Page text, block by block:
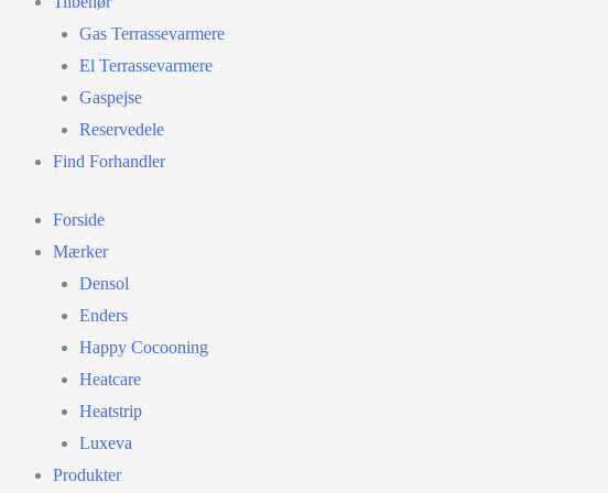
Gas Terrassevarmere
El Terrassevarmere
Gaspejse
Reservedele
Find Forhandler
Forside
Mærker
Densol
Enders
Happy Cocooning
Heatcare
Heatstrip
Luxeva
Produkter